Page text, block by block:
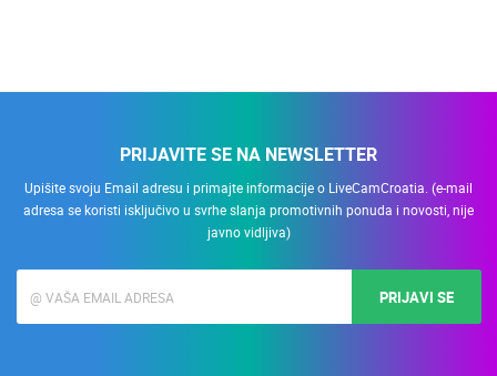
PRIJAVITE SE NA NEWSLETTER
Upišite svoju Email adresu i primajte informacije o LiveCamCroatia. (e-mail
adresa se koristi isključivo u svrhe slanja promotivnih ponuda i novosti, nije
javno vidljiva)
PRIJAVI SE